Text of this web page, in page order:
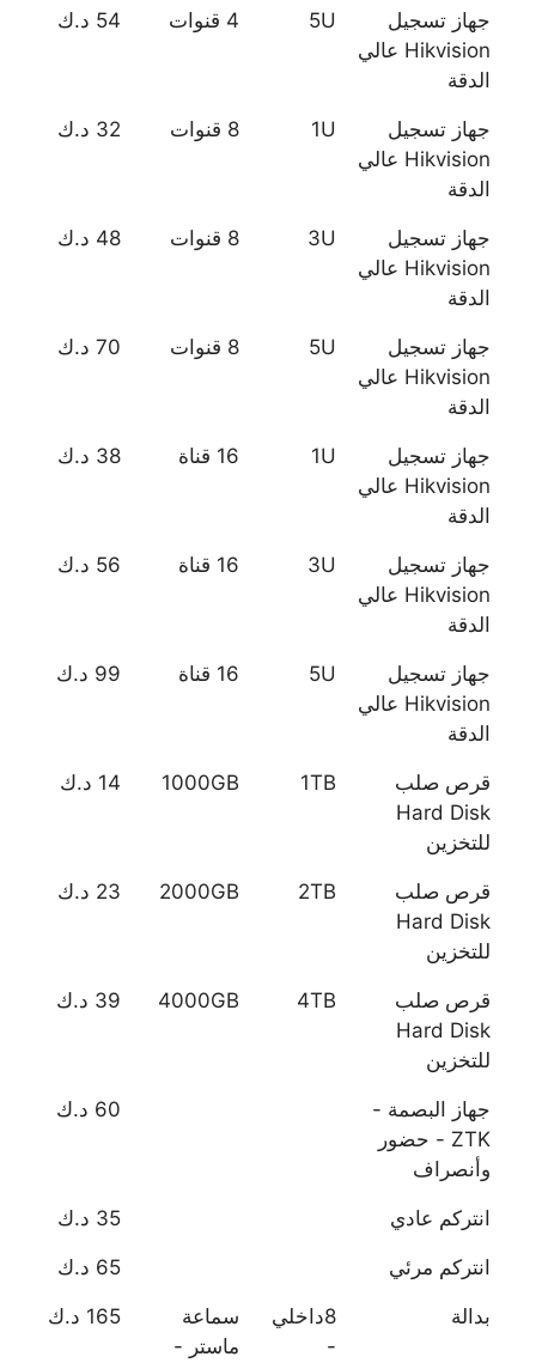
جهاز تسجيل
Hikvision عالي
الدقة
5U 4 قنوات 54 د.ك
جهاز تسجيل
Hikvision عالي
الدقة
1U 8 قنوات 32 د.ك
جهاز تسجيل
Hikvision عالي
الدقة
3U 8 قنوات 48 د.ك
جهاز تسجيل
Hikvision عالي
الدقة
5U 8 قنوات 70 د.ك
جهاز تسجيل
Hikvision عالي
الدقة
1U 16 قناة 38 د.ك
جهاز تسجيل
Hikvision عالي
الدقة
3U 16 قناة 56 د.ك
جهاز تسجيل
Hikvision عالي
الدقة
5U 16 قناة 99 د.ك
قرص صلب
Hard Disk
للتخزين
1TB
1000GB 14 د.ك
قرص صلب
Hard Disk
للتخزين
2TB
2000GB 23 د.ك
قرص صلب
Hard Disk
للتخزين
4TB
4000GB 39 د.ك
جهاز البصمة -
ZTK - حضور
وأنصراف
60 د.ك
انتركم عادي 35 د.ك
انتركم مرئي 65 د.ك
بدالة
8داخلي
-
سماعة
ماستر -
165 د.ك